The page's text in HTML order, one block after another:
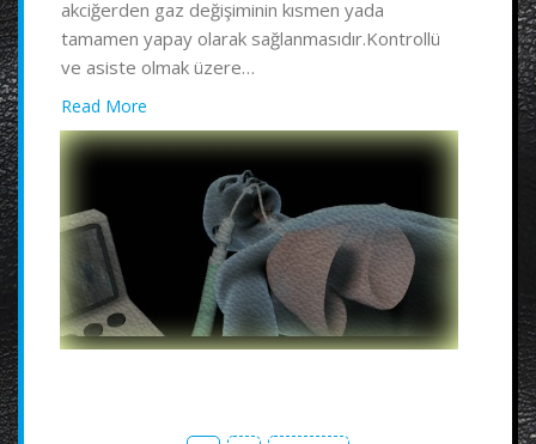
akciğerden gaz değişiminin kısmen yada
tamamen yapay olarak sağlanmasıdır.Kontrollü
ve asiste olmak üzere…
Read More